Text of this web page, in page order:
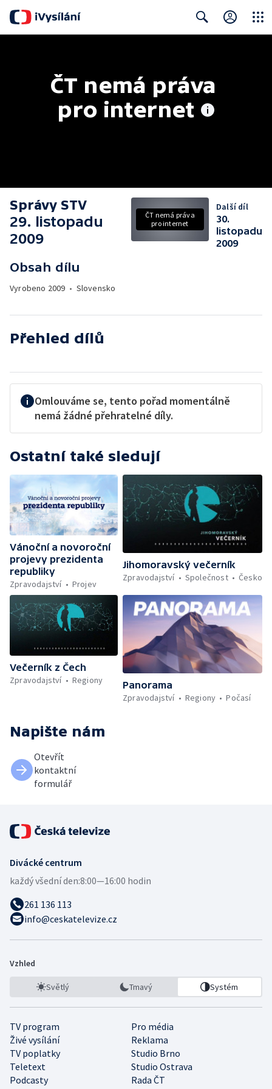
ČT nemá práva
pro internet
Správy STV
29. listopadu
2009
Obsah dílu
Vyrobeno 2009 • Slovensko
ČT nemá práva
pro internet
Další díl
30.
listopadu
2009
Přehled dílů
Omlouváme se, tento pořad momentálně
nemá žádné přehratelné díly.
Ostatní také sledují
Vánoční a novoroční
projevy prezidenta
republiky
Zpravodajství
Projev
Jihomoravský večerník
Zpravodajství
Společnost Česko
Večerník z Čech
Zpravodajství
Regiony
Panorama
Zpravodajství
Regiony Počasí
Napište nám
Otevřít
kontaktní
formulář
Divácké centrum
každý všední den:8:00—16:00 hodin
261 136 113
info@ceskatelevize.cz
Vzhled
Světlý Tmavý Systém
TV program
Pro média
Živé vysílání
Reklama
TV poplatky
Studio Brno
Teletext
Studio Ostrava
Podcasty
Rada ČT